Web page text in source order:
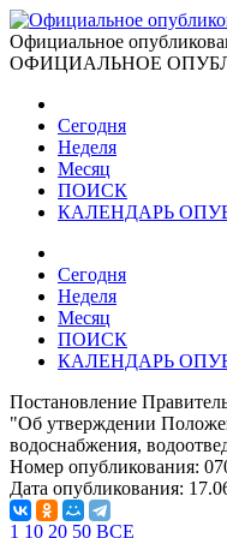
Официальное
ОФИЦИАЛЬНОЕ
Сегодня
Неделя
Месяц
ПОИСК
КАЛЕНДАРЬ
Сегодня
Неделя
Месяц
ПОИСК
КАЛЕНДАРЬ
Постановление
"Об утверждении
водоснабжения,
Номер опубликования:
Дата опубликования:
1 10 20 50 ВСЕ